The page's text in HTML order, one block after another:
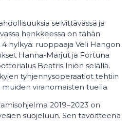
selvittävässä ja
hankkeessa on tähän
hylkyä: ruoppaaja Veli Hangon
Hanna-Marjut ja Fortuna
Beatris Iniön selällä.
tyhjennysoperaatiot tehtiin
viranomaisten tuella.
2019–2023 on
suojeluun. Sen tavoitteena